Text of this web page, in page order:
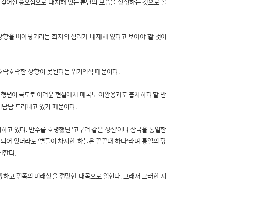
진 증오심으로 대치해 있는 분단의 모습을 상징하는 것으로 볼
을 비아냥거리는 화자의 심리가 내재해 있다고 보아야 할 것이
호락한 상황이 못된다는 위기의식 때문이다.
편이 극도로 어려운 현실에서 매국노 이완용과도 흡사하다할 만
탐 드러내고 있기 때문이다.
고 있다. 만주를 호령했던 '고구려 같은 정신'이나 삼국을 통일한
어 있더라도 '별들이 차지한 하늘은 끝끝내 하나'라며 통일의 당
한다.
고 민족의 미래상을 전망한 대목으로 읽힌다. 그래서 그러한 시